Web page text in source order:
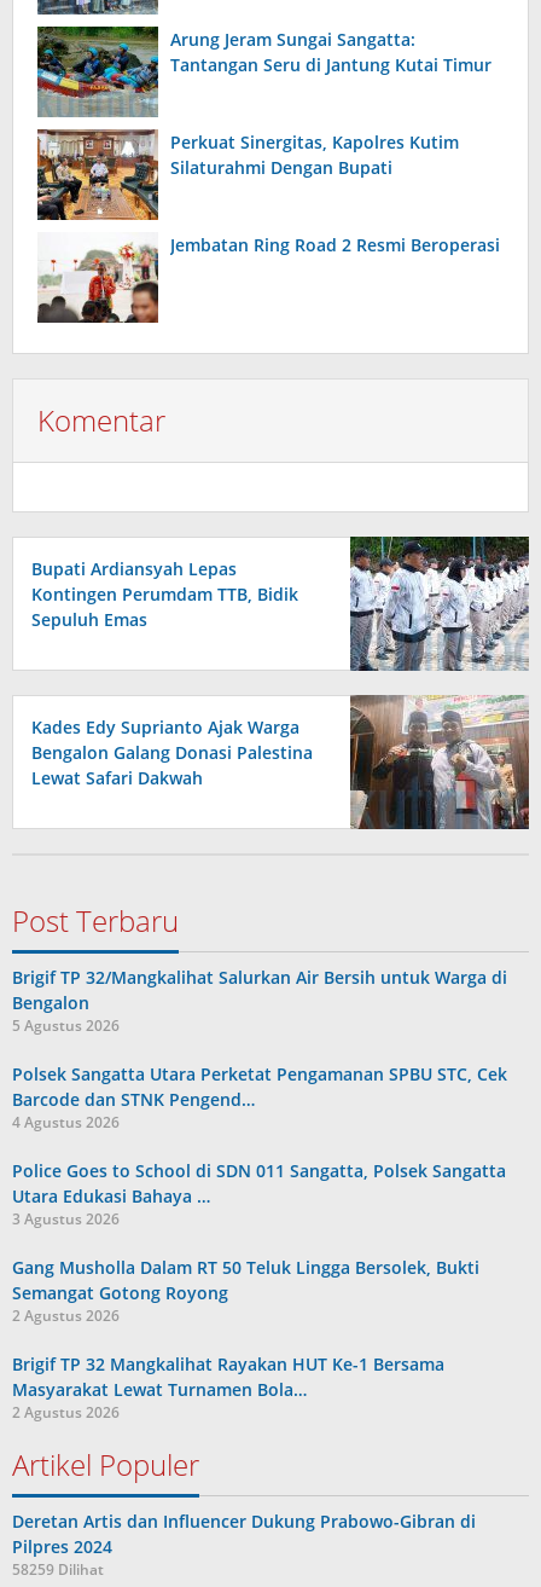
Arung Jeram Sungai Sangatta:
Tantangan Seru di Jantung Kutai Timur
Perkuat Sinergitas, Kapolres Kutim
Silaturahmi Dengan Bupati
Jembatan Ring Road 2 Resmi Beroperasi
Komentar
Bupati Ardiansyah Lepas
Kontingen Perumdam TTB, Bidik
Sepuluh Emas
Kades Edy Suprianto Ajak Warga
Bengalon Galang Donasi Palestina
Lewat Safari Dakwah
Post Terbaru
Brigif TP 32/Mangkalihat Salurkan Air Bersih untuk Warga di
Bengalon
5 Agustus 2026
Polsek Sangatta Utara Perketat Pengamanan SPBU STC, Cek
Barcode dan STNK Pengend…
4 Agustus 2026
Police Goes to School di SDN 011 Sangatta, Polsek Sangatta
Utara Edukasi Bahaya …
3 Agustus 2026
Gang Musholla Dalam RT 50 Teluk Lingga Bersolek, Bukti
Semangat Gotong Royong
2 Agustus 2026
Brigif TP 32 Mangkalihat Rayakan HUT Ke-1 Bersama
Masyarakat Lewat Turnamen Bola…
2 Agustus 2026
Artikel Populer
Deretan Artis dan Influencer Dukung Prabowo-Gibran di
Pilpres 2024
58259 Dilihat